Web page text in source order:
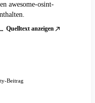
awesome-osint-
github.com/jivoi/awesome-osint Quelltext anzeigen
Beitrag